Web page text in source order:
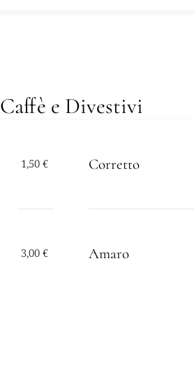
Caffè e Divestivi
1,50 € Corretto
3,00 € Amaro